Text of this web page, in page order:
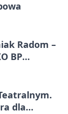
Radom –
BP
zwycięstwo
dla